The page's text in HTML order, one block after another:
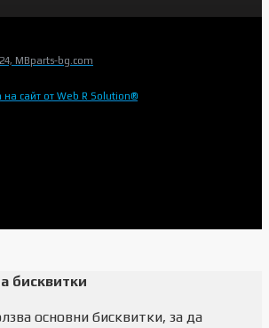
MBparts-bg.com
на сайт от Web R Solution®
бисквитки
основни бисквитки, за да